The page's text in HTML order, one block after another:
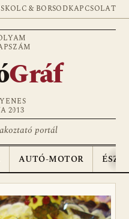
& BORSODKAPCSOLAT
Gráf
2013
portál
AUTÓ-MOTOR